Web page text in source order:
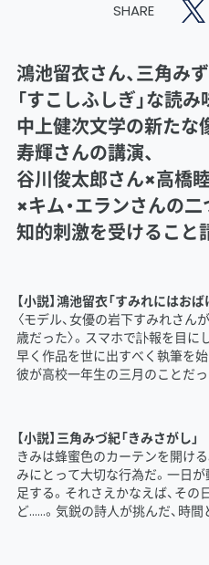
SHARE
鴻池留衣さん、三角み
「すこしふしぎ」な読み
中上健次文学の新たな
寿輝さんの講演、
谷川俊太郎さん×高橋
×キム・エランさんの二
知的刺激を受けること
【小説】鴻池留衣「すみれにはおば
〈モデル、女優の岩下すみれさ
歳だった〉。スマホで訃報を目に
早く作品を世に出すべく執筆を
彼が高校一年生の三月のことだっ
【小説】三角みづ紀「きみさがし」
きみは蜂蜜色のカーテンを開け
みにとって大切な行為だ。一日
足する。それさえかなえば、そ
ど……。気鋭の詩人が挑んだ、時間